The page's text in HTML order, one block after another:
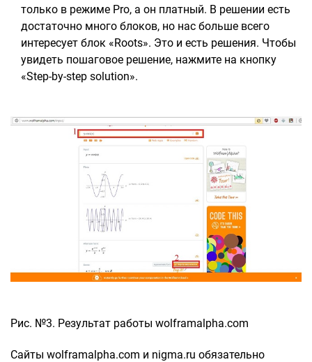
только в режиме Pro, а он платный. В решении есть
достаточно много блоков, но нас больше всего
интересует блок «Roots». Это и есть решения. Чтобы
увидеть пошаговое решение, нажмите на кнопку
«Step-by-step solution».
Рис. №3. Результат работы wolframalpha.com
Сайты wolframalpha.com и nigma.ru обязательно